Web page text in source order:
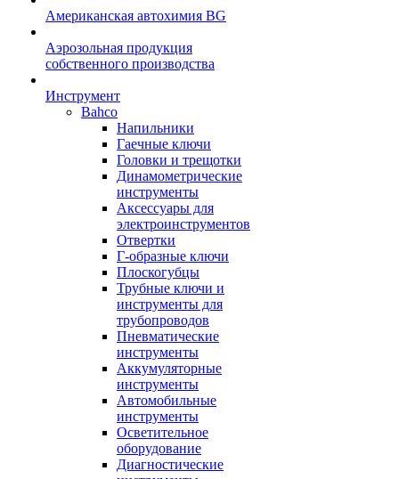
Американская автохимия BG
Аэрозольная продукция
собственного производства
Инструмент
Bahco
Напильники
Гаечные ключи
Головки и трещотки
Динамометрические
инструменты
Аксессуары для
электроинструментов
Отвертки
Г-образные ключи
Плоскогубцы
Трубные ключи и
инструменты для
трубопроводов
Пневматические
инструменты
Аккумуляторные
инструменты
Автомобильные
инструменты
Осветительное
оборудование
Диагностические